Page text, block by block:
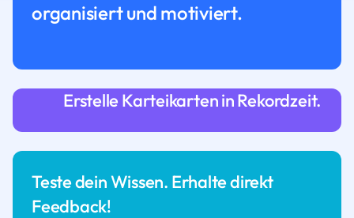
organisiert und motiviert.
Erstelle Karteikarten in Rekordzeit.
Teste dein Wissen. Erhalte direkt
Feedback!